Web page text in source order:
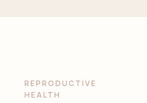
REPRODUCTIVE
HEALTH